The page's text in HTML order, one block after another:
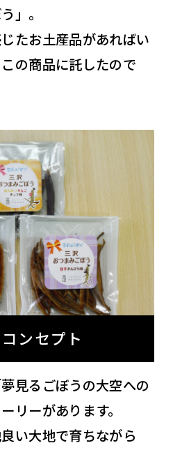
」。
たお土産品があればい
の商品に託したので
ンセプト
見るごぼうの大空への
リーがあります。
い大地で育ちながら